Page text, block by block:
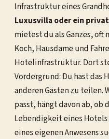
Infrastruktur eines
Luxusvilla oder ein
mietest du als Ganzes, oft
Koch, Hausdame und
Hotelinfrastruktur. Dort
Vordergrund: Du hast das
anderen Gästen zu teilen.
passt, hängt davon ab, ob
Lebendigkeit eines
eines eigenen Anwesens